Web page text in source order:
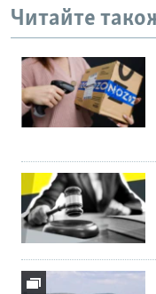
Читайте